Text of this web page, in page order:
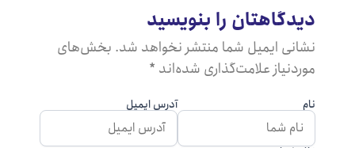
را بنویسید
ایمیل شما منتشر نخواهد شد. بخش‌های
علامت‌گذاری شده‌اند *
آدرس ایمیل